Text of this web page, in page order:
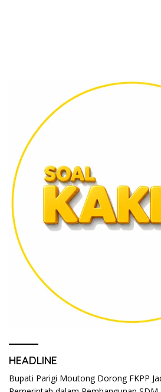
HEADLINE
Bupati Parigi Moutong Dorong FKPP